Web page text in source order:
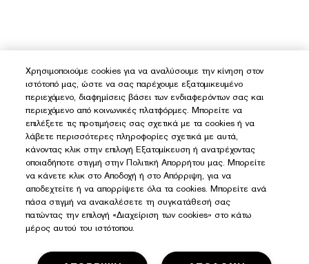
Χρησιμοποιούμε cookies για να αναλύσουμε την κίνηση στον
ιστότοπό μας, ώστε να σας παρέχουμε εξατομικευμένο
περιεχόμενο, διαφημίσεις βάσει των ενδιαφερόντων σας και
περιεχόμενο από κοινωνικές πλατφόρμες. Μπορείτε να
επιλέξετε τις προτιμήσεις σας σχετικά με τα cookies ή να
λάβετε περισσότερες πληροφορίες σχετικά με αυτά,
κάνοντας κλικ στην επιλογή Εξατομίκευση ή ανατρέχοντας
οποιαδήποτε στιγμή στην Πολιτική Απορρήτου μας. Μπορείτε
να κάνετε κλικ στο Αποδοχή ή στο Απόρριψη, για να
αποδεχτείτε ή να απορρίψετε όλα τα cookies. Μπορείτε ανά
πάσα στιγμή να ανακαλέσετε τη συγκατάθεσή σας
πατώντας την επιλογή «Διαχείριση των cookies» στο κάτω
μέρος αυτού του ιστότοπου.